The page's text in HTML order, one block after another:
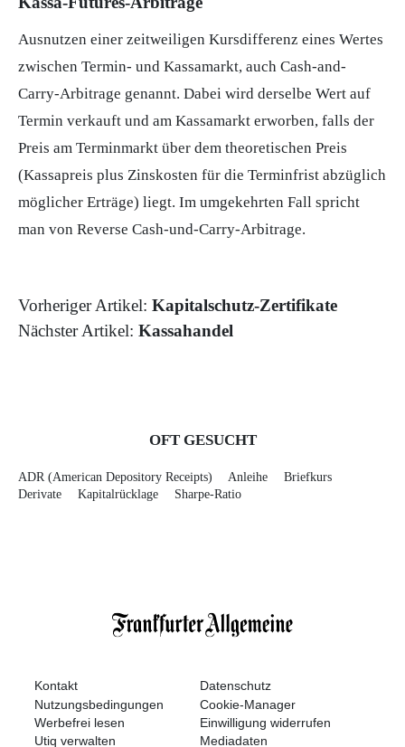
Ausnutzen einer zeitweiligen Kursdifferenz eines Wertes
zwischen Termin- und Kassamarkt, auch Cash-and-
Carry-Arbitrage genannt. Dabei wird derselbe Wert auf
Termin verkauft und am Kassamarkt erworben, falls der
Preis am Terminmarkt über dem theoretischen Preis
(Kassapreis plus Zinskosten für die Terminfrist abzüglich
möglicher Erträge) liegt. Im umgekehrten Fall spricht
man von Reverse Cash-und-Carry-Arbitrage.
Vorheriger Artikel: Kapitalschutz-Zertifikate
Nächster Artikel: Kassahandel
OFT GESUCHT
ADR (American Depository Receipts) Anleihe
Briefkurs
Derivate
Kapitalrücklage Sharpe-Ratio
Kontakt
Datenschutz
Nutzungsbedingungen
Cookie-Manager
Werbefrei lesen
Einwilligung widerrufen
Utiq verwalten
Mediadaten